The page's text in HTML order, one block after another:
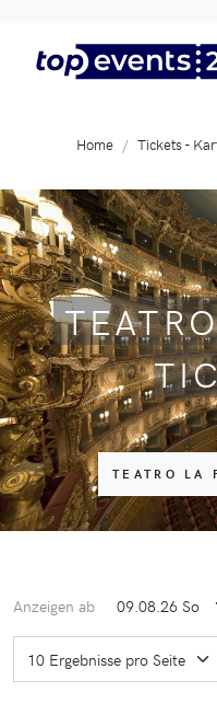
Home Tickets -
TEATRO LA
Anzeigen ab